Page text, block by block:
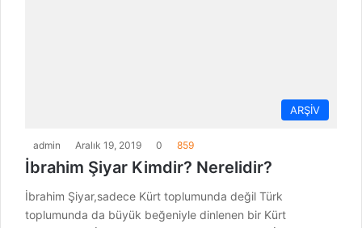
ARŞİV
admin Aralık 19, 2019 0 859
İbrahim Şiyar Kimdir? Nerelidir?
İbrahim Şiyar,sadece Kürt toplumunda değil Türk
toplumunda da büyük beğeniyle dinlenen bir Kürt